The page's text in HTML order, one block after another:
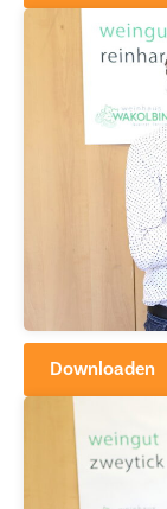
Downloaden